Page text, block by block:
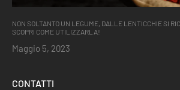
NON SOLTANTO UN LEGUME, DALLE LENTICCHIE SI
SCOPRI COME UTILIZZARLA!
Maggio 5, 2023
CONTATTI